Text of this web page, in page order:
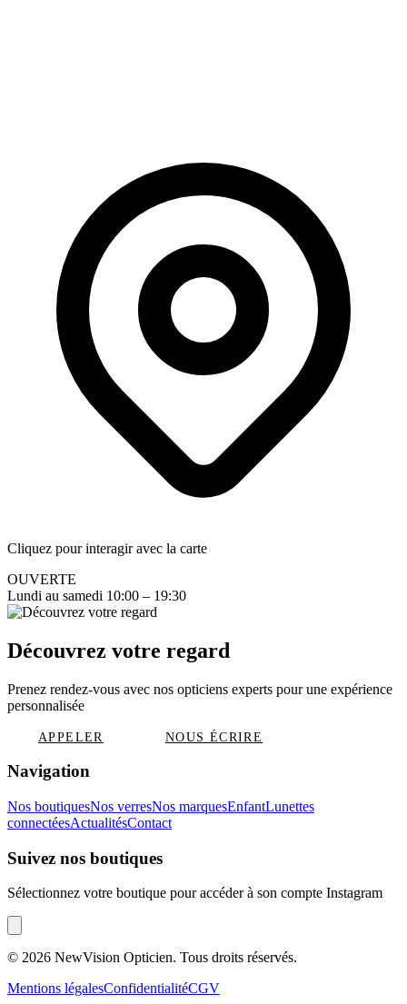
Cliquez pour interagir avec la carte
OUVERTE
Lundi au samedi 10:00 – 19:30
Découvrez votre regard
Prenez rendez-vous avec nos opticiens experts pour une expérience
personnalisée
APPELER NOUS ÉCRIRE
Navigation
Nos boutiquesNos verresNos marquesEnfantLunettes
connectéesActualitésContact
Suivez nos boutiques
Sélectionnez votre boutique pour accéder à son compte Instagram
© 2026 NewVision Opticien. Tous droits réservés.
Mentions légalesConfidentialitéCGV